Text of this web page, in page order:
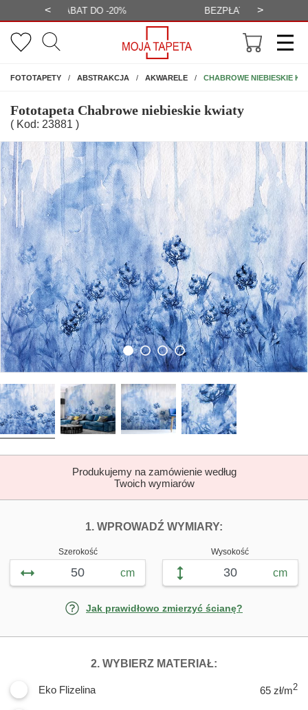
< BEZPŁATNA WIZUALIZACJA >
FOTOTAPETYNA ŚCIANĘ
ABSTRAKCJA AKWARELE CHABROWE NIEBIESKIE
Fototapeta Chabrowe niebieskie kwiaty
( Kod: 23881 )
Produkujemy na zamówienie według
Twoich wymiarów
1. WPROWADŹ WYMIARY:
Szerokość
cm
Wysokość
cm
Jak prawidłowo zmierzyć ścianę?
2. WYBIERZ MATERIAŁ:
Eko Flizelina 65 zł/m2